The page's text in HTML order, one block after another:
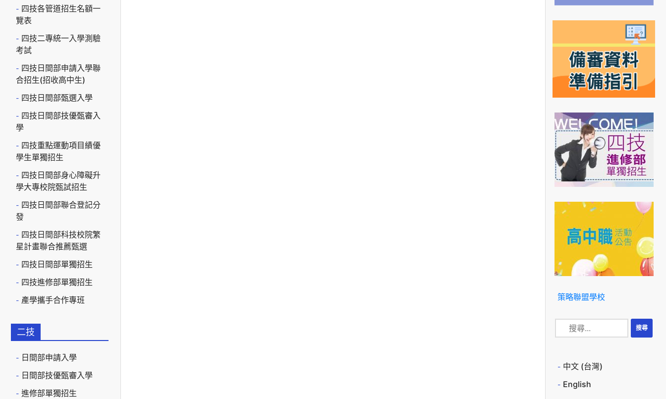
四技各管道招生名額一
覽表
四技二專統一入學測驗
考試
四技日間部申請入學聯
合招生(招收高中生)
四技日間部甄選入學
四技日間部技優甄審入
學
四技重點運動項目績優
學生單獨招生
四技日間部身心障礙升
學大專校院甄試招生
四技日間部聯合登記分
發
四技日間部科技校院繁
星計畫聯合推薦甄選
四技日間部單獨招生
四技進修部單獨招生
產學攜手合作專班
二技
日間部申請入學
日間部技優甄審入學
進修部單獨招生
策略聯盟學校
中文 (台灣)
English